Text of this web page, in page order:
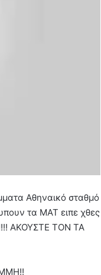
Αθηναικό σταθμό
τα ΜΑΤ ειπε χθες
ΑΚΟΥΣΤΕ ΤΟΝ ΤΑ